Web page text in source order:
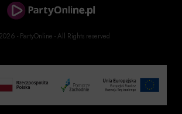
- PartyOnline - All Rights reserved